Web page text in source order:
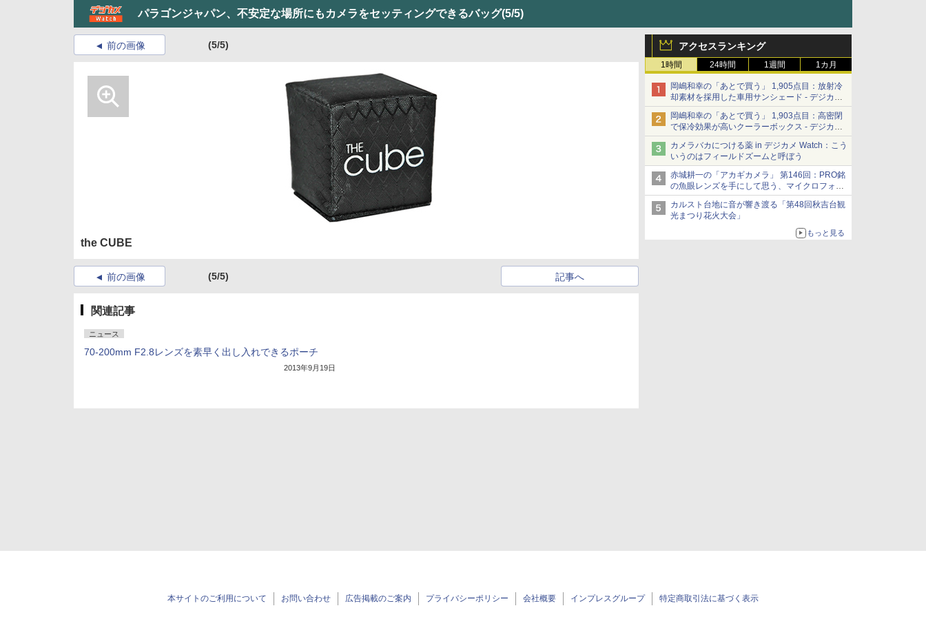
パラゴンジャパン、不安定な場所にもカメラをセッティングできるバッグ(5/5)
アクセスランキング
1時間 24時間 1週間 1カ月
岡嶋和幸の「あとで買う」 1,905点目：放射冷
却素材を採用した車用サンシェード - デジカメ
Watch
岡嶋和幸の「あとで買う」 1,903点目：高密閉
で保冷効果が高いクーラーボックス - デジカメ
Watch
カメラバカにつける薬 in デジカメ Watch：こう
いうのはフィールドズームと呼ぼう
赤城耕一の「アカギカメラ」 第146回：PRO銘
の魚眼レンズを手にして思う、マイクロフォー
サーズへの期待と可能性
カルスト台地に音が響き渡る「第48回秋吉台観
光まつり花火大会」
もっと見る
前の画像 (5/5)
the CUBE
前の画像 (5/5) 記事へ
関連記事
ニュース
70-200mm F2.8レンズを素早く出し入れできるポーチ
2013年9月19日
本サイトのご利用について お問い合わせ 広告掲載のご案内 プライバシーポリシー 会社概要 インプレスグループ 特定商取引法に基づく表示